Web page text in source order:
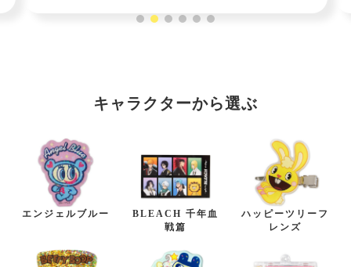
キャラクターから選ぶ
エンジェルブルー
BLEACH 千年血
戦篇
ハッピーツリーフ
レンズ